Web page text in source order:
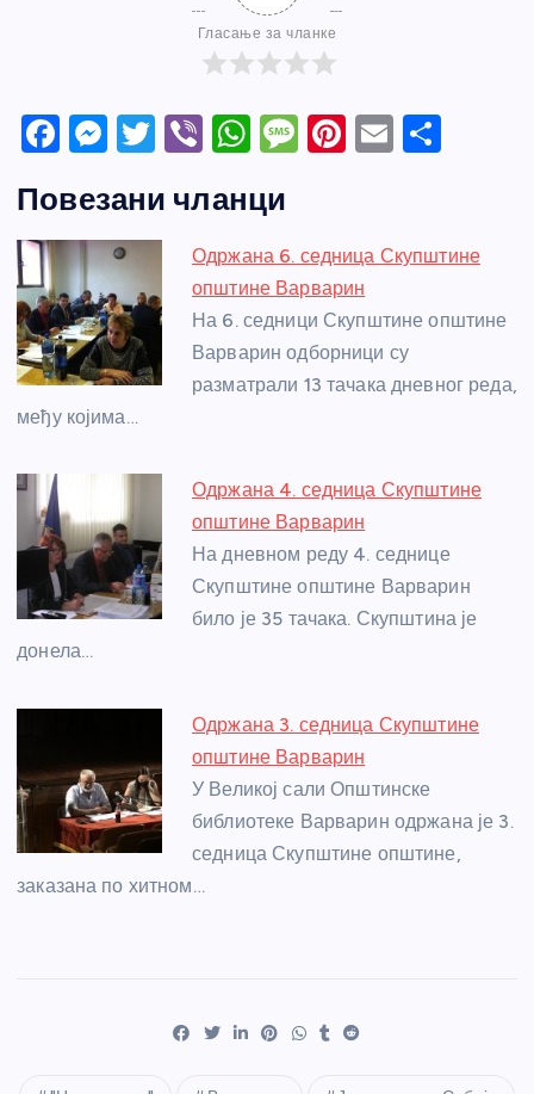
Гласање за чланке
F
c
e
b
o
o
k
M
ss
e
n
g
er
T
itt
er
Vi
er
W
at
s
A
p
p
M
a
g
e
Pi
e
st
E
e
Повезани чланци
Одржана 6. седница Скупштине
општине Варварин
На 6. седници Скупштине општине
Варварин одборници су
разматрали 13 тачака дневног реда,
међу којима…
Одржана 4. седница Скупштине
општине Варварин
На дневном реду 4. седнице
Скупштине општине Варварин
било је 35 тачака. Скупштина је
донела…
Одржана 3. седница Скупштине
општине Варварин
У Великој сали Општинске
библиотеке Варварин одржана је 3.
седница Скупштине општине,
заказана по хитном…